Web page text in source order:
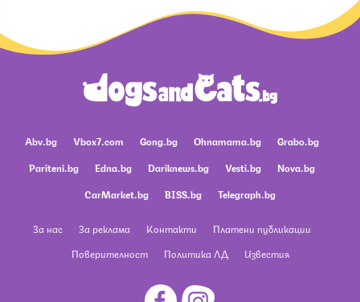
Abv.bg Vbox7.com Gong.bg Ohnamama.bg
Grabo.bg
Pariteni.bg
Edna.bg Dariknews.bg Vesti.bg
Nova.bg
CarMarket.bg
BISS.bg Telegraph.bg
За нас За реклама Контакти
Платени публикации
Поверителност
Политика ЛД Известия